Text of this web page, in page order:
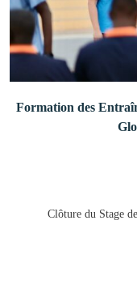
Formation des
Clôture du Stage